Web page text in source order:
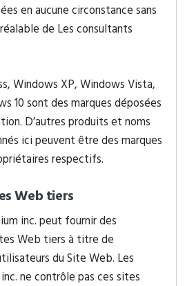
en aucune circonstance sans
de Les consultants
Windows XP, Windows Vista,
10 sont des marques déposées
D’autres produits et noms
ici peuvent être des marques
respectifs.
Web tiers
inc. peut fournir des
Web tiers à titre de
du Site Web. Les
ne contrôle pas ces sites